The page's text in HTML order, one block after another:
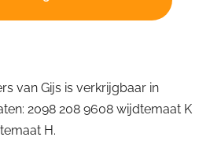
van Gijs is verkrijgbaar in
2098 208 9608 wijdtemaat K
H.